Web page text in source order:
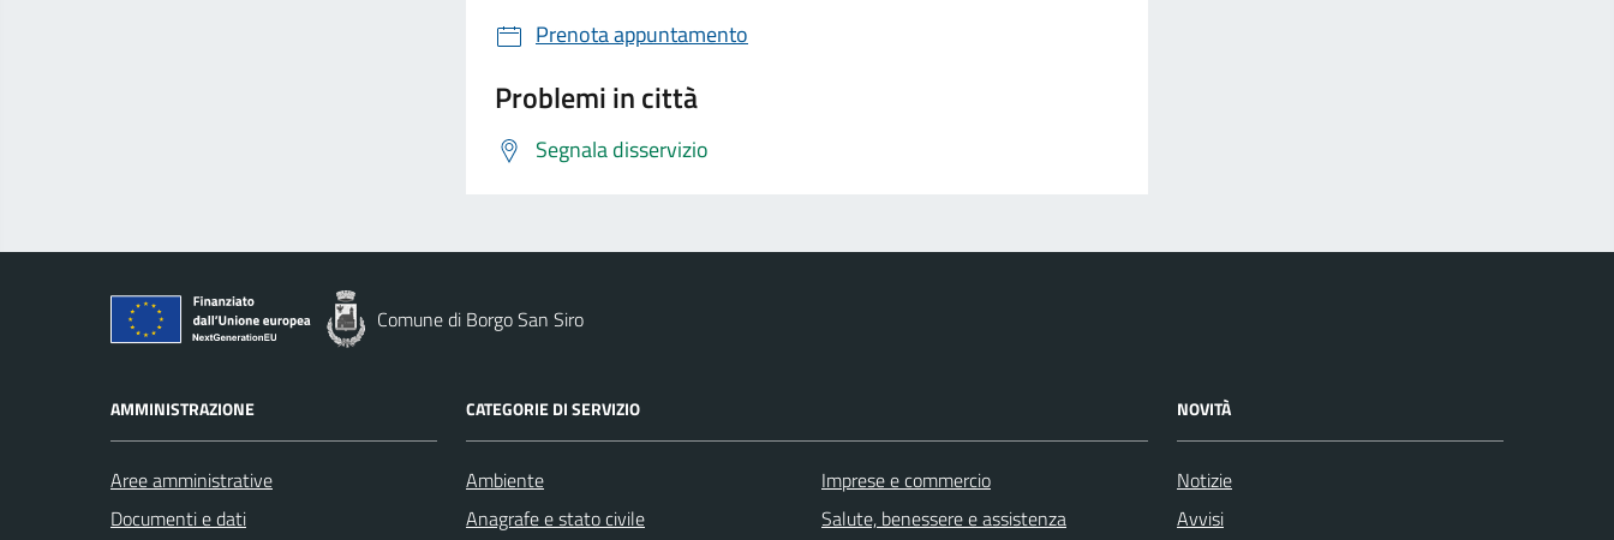
Prenota appuntamento
Problemi in città
Segnala disservizio
Comune di Borgo San Siro
AMMINISTRAZIONE
Aree amministrative
Documenti e dati
CATEGORIE DI SERVIZIO
Ambiente
Anagrafe e stato civile
Imprese e commercio
Salute, benessere e assistenza
NOVITÀ
Notizie
Avvisi